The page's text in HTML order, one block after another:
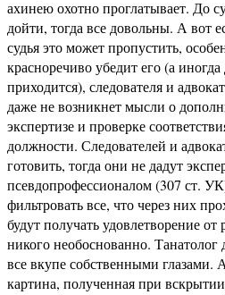
ахинею охотно проглатывает. До
дойти, тогда все довольны. А вот
судья это может пропустить,
красноречиво убедит его (а
приходится), следователя и
даже не возникнет мысли о
экспертизе и проверке
должности. Следователей и
готовить, тогда они не дадут
псевдопрофессионалом (307 ст.
фильтровать все, что через них
будут получать удовлетворение
никого необоснованно. Танатолог
все вкупе собственными глазами.
картина, полученная при